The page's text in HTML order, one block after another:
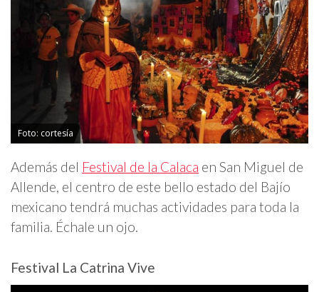
Foto: cortesía
Además del Festival de la Calaca en San Miguel de
Allende, el centro de este bello estado del Bajío
mexicano tendrá muchas actividades para toda la
familia. Échale un ojo.
Festival La Catrina Vive